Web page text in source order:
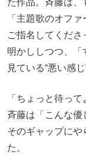
た作品。斉藤は、
「主題歌のオフ
ご指名してくだ
明かししつつ、「
見ている“悪い感
「ちょっと待っ
斉藤は「こんな優
そのギャップにや
た。